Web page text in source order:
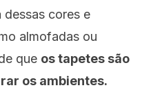
dessas cores e
almofadas ou
que os tapetes são
os ambientes.